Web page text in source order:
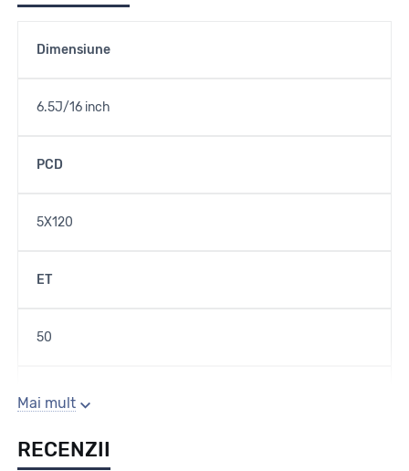
Dimensiune
6.5J/16 inch
PCD
5X120
ET
50
Gaura centrala
65.1
Mai mult
RECENZII